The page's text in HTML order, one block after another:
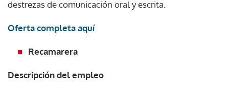
destrezas de comunicación oral y escrita.
Oferta completa aquí
Recamarera
Descripción del empleo